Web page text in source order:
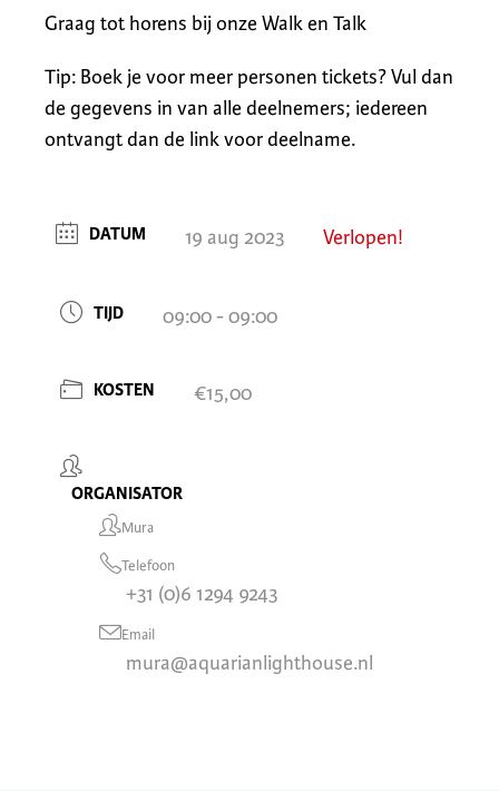
Graag tot horens bij onze Walk en Talk
Tip: Boek je voor meer personen tickets? Vul dan
de gegevens in van alle deelnemers; iedereen
ontvangt dan de link voor deelname.
DATUM 19 aug 2023 Verlopen!
TIJD 09:00 - 09:00
KOSTEN €15,00
ORGANISATOR
Mura
Telefoon
+31 (0)6 1294 9243
Email
mura@aquarianlighthouse.nl